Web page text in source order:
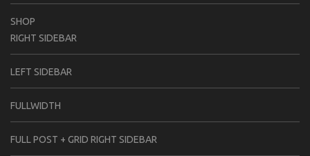
SHOP
RIGHT SIDEBAR
LEFT SIDEBAR
FULLWIDTH
FULL POST + GRID RIGHT SIDEBAR